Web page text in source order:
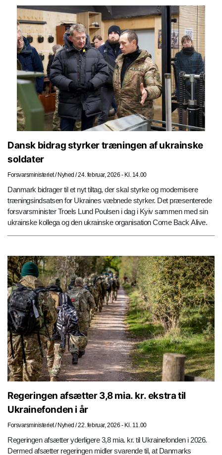
Dansk bidrag styrker træningen af ukrainske
soldater
Forsvarsministeriet/ Nyhed /24. februar, 2026 - Kl. 14.00
Danmark bidrager til et nyt tiltag, der skal styrke og modernisere
træningsindsatsen for Ukraines væbnede styrker. Det præsenterede
forsvarsminister Troels Lund Poulsen i dag i Kyiv sammen med sin
ukrainske kollega og den ukrainske organisation Come Back Alive.
Regeringen afsætter 3,8 mia. kr. ekstra til
Ukrainefonden i år
Forsvarsministeriet/ Nyhed /22. februar, 2026 - Kl. 11.00
Regeringen afsætter yderligere 3,8 mia. kr. til Ukrainefonden i 2026.
Dermed afsætter regeringen midler svarende til, at Danmarks